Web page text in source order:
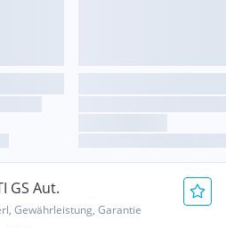
GS Aut.
Gewährleistung, Garantie